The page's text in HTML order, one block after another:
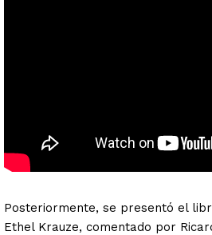
Posteriormente, se presentó el
Ethel Krauze, comentado por